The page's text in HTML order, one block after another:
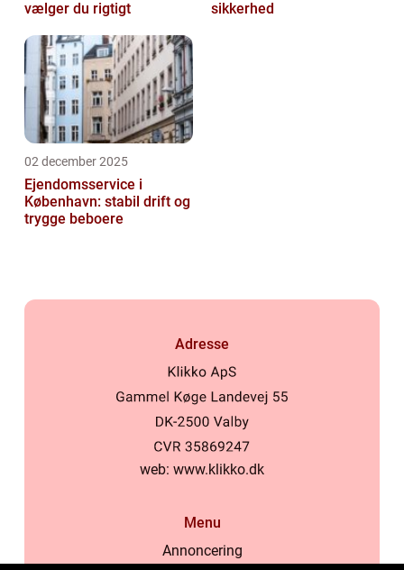
vælger du rigtigt
sikkerhed
02 december 2025
Ejendomsservice i
København: stabil drift og
trygge beboere
Adresse
web: www.klikko.dk
Menu
Annoncering